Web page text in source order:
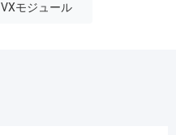
VXモジュール